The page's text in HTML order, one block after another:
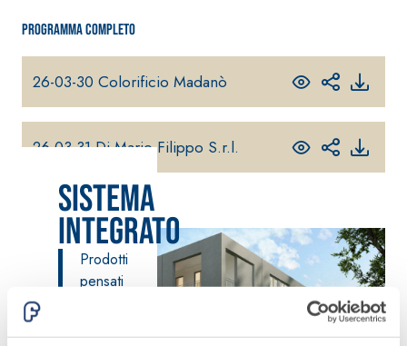
Programma completo
26-03-30 Colorificio Madanò
26-03-31 Di Mario Filippo S.r.l.
Sistema
Integrato
Prodotti
pensati
Sistema RIPRISTINO
DEL CALCESTRUZZO
PRODOTTI
TIXOTROPICI
GEOACTIVE R4 40
Malta rapida
contenente speciali
leganti
polimero-
Sistema POSA
PAVIMENTI E
RIVESTIMENTI
FASSAFLOOR
– FONDI DI
A 8.30
Lisciatura
autolivellante
a base di
anidrite e
quarzo, ad